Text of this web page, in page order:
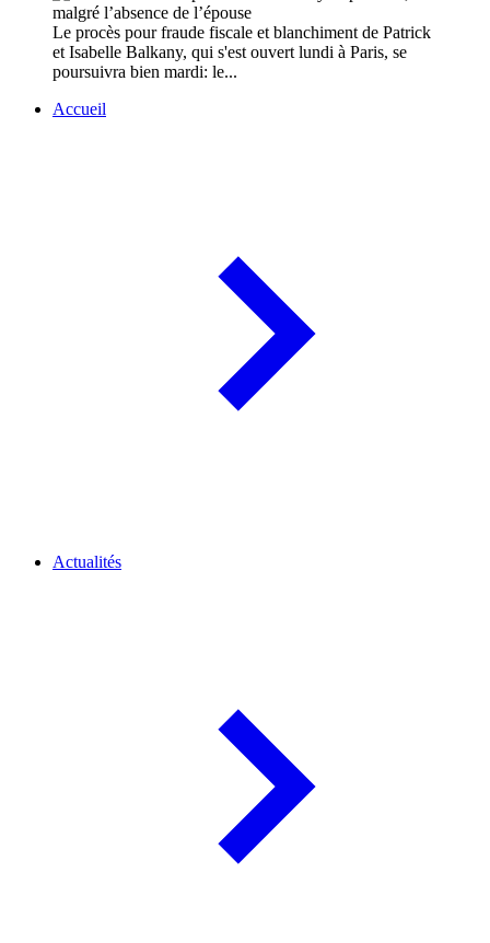
Le procès pour fraude fiscale et blanchiment de Patrick
et Isabelle Balkany, qui s'est ouvert lundi à Paris, se
poursuivra bien mardi: le...
Accueil
Actualités